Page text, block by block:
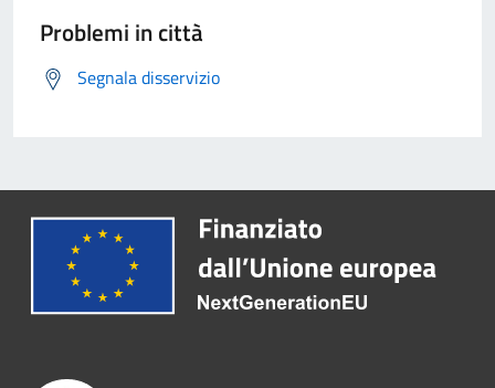
Problemi in città
Segnala disservizio